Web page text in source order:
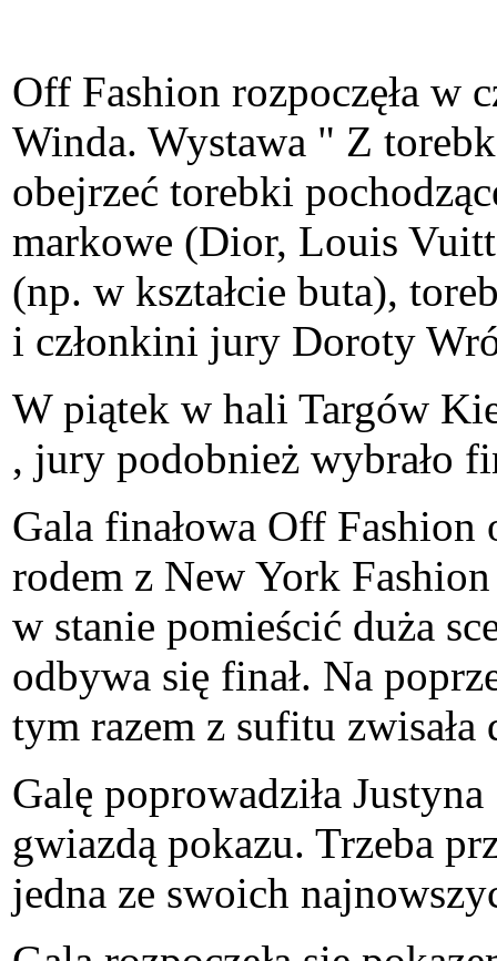
Off Fashion rozpoczęła w
Winda. Wystawa " Z
obejrzeć torebki
markowe (Dior, Louis
(np. w kształcie buta),
i członkini jury Doroty
W piątek w hali Targów
, jury podobnież wybrało
Gala finałowa Off
rodem z New York
w stanie pomieścić duża
odbywa się finał. Na
tym razem z sufitu zwisała
Galę poprowadziła
gwiazdą pokazu. Trzeba
jedna ze swoich